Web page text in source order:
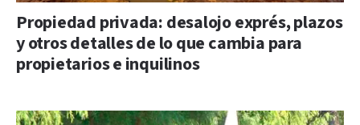
Propiedad privada: desalojo exprés, plazos
y otros detalles de lo que cambia para
propietarios e inquilinos